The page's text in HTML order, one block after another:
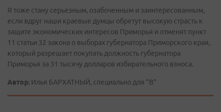
Я тоже стану серьезным, озабоченным и заинтересованным,
если вдруг наши краевые думцы обретут высокую страсть к
защите экономических интересов Приморья и отменят пункт
11 статьи 32 закона о выборах губернатора Приморского края,
который разрешает покупать должность губернатора
Приморья за 31 тысячу долларов избирательного взноса.
Автор: Илья БАРХАТНЫЙ, специально для "В"